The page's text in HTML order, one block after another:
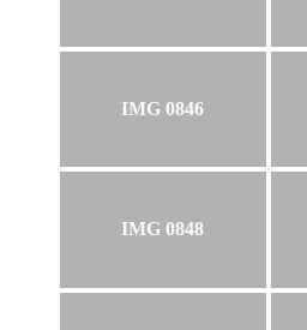
IMG 0846
IMG 0848